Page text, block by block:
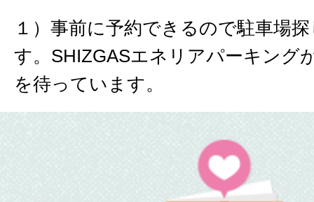
１）事前に予約できるので駐車場
す。SHIZGASエネリアパーキング
を待っています。